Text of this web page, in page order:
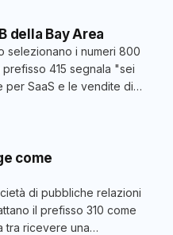
della Bay Area
selezionano i numeri 800
415 segnala "sei
per SaaS e le vendite di
come
di pubbliche relazioni
il prefisso 310 come
tra ricevere una